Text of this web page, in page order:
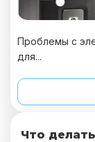
Проблемы с
для...
Что